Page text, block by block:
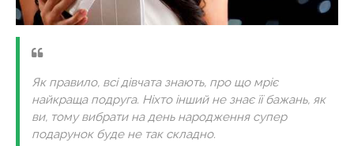
Як правило, всі дівчата знають, про що мріє
найкраща подруга. Ніхто інший не знає її бажань, як
ви, тому вибрати на день народження супер
подарунок буде не так складно.